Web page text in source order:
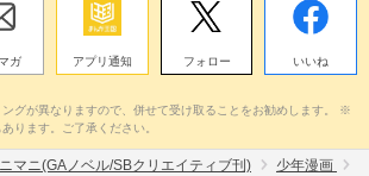
ガ アプリ通知 フォロー いいね
グが異なりますので、併せて受け取ることをお勧めします。 ※
ります。ご了承ください。
マニ(GAノベル/SBクリエイティブ刊)
少年漫画